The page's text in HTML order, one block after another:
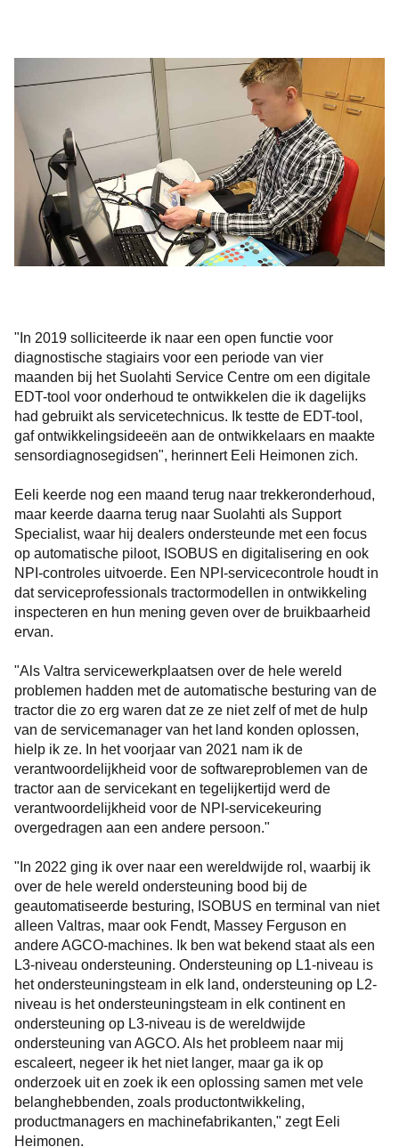
"In 2019 solliciteerde ik naar een open functie voor
diagnostische stagiairs voor een periode van vier
maanden bij het Suolahti Service Centre om een digitale
EDT-tool voor onderhoud te ontwikkelen die ik dagelijks
had gebruikt als servicetechnicus. Ik testte de EDT-tool,
gaf ontwikkelingsideeën aan de ontwikkelaars en maakte
sensordiagnosegidsen", herinnert Eeli Heimonen zich.
Eeli keerde nog een maand terug naar trekkeronderhoud,
maar keerde daarna terug naar Suolahti als Support
Specialist, waar hij dealers ondersteunde met een focus
op automatische piloot, ISOBUS en digitalisering en ook
NPI-controles uitvoerde. Een NPI-servicecontrole houdt in
dat serviceprofessionals tractormodellen in ontwikkeling
inspecteren en hun mening geven over de bruikbaarheid
ervan.
"Als Valtra servicewerkplaatsen over de hele wereld
problemen hadden met de automatische besturing van de
tractor die zo erg waren dat ze ze niet zelf of met de hulp
van de servicemanager van het land konden oplossen,
hielp ik ze. In het voorjaar van 2021 nam ik de
verantwoordelijkheid voor de softwareproblemen van de
tractor aan de servicekant en tegelijkertijd werd de
verantwoordelijkheid voor de NPI-servicekeuring
overgedragen aan een andere persoon."
"In 2022 ging ik over naar een wereldwijde rol, waarbij ik
over de hele wereld ondersteuning bood bij de
geautomatiseerde besturing, ISOBUS en terminal van niet
alleen Valtras, maar ook Fendt, Massey Ferguson en
andere AGCO-machines. Ik ben wat bekend staat als een
L3-niveau ondersteuning. Ondersteuning op L1-niveau is
het ondersteuningsteam in elk land, ondersteuning op L2-
niveau is het ondersteuningsteam in elk continent en
ondersteuning op L3-niveau is de wereldwijde
ondersteuning van AGCO. Als het probleem naar mij
escaleert, negeer ik het niet langer, maar ga ik op
onderzoek uit en zoek ik een oplossing samen met vele
belanghebbenden, zoals productontwikkeling,
productmanagers en machinefabrikanten," zegt Eeli
Heimonen.